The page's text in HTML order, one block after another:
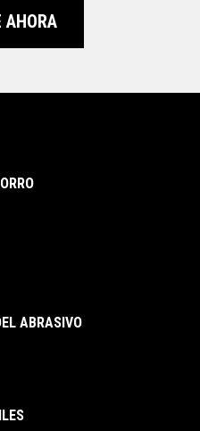
AHORA
ABRASIVO